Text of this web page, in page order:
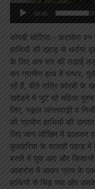
00:00
कोरबी चोटिया:- कटघोरा
हाथियों की दहाड़ से थर्राया
के लिए आर पार की लड़ाई
कर ग्रामीण हाथ में पत्थर,
रहें हैं, बीते रात्रि कोरबी के
खदेडने में जुटे रहे महिला
लिए, स्कूल आंगनवाड़ी व
की ग्रामीण हाथियों की
लिए जान जोखिम में डालकर
कुलहरिया के सालही पहाड़ में
बस्ती में घुस आए और
आक्रोश में आकर ग्राम के एक
हाथियों से भिड़ गया और